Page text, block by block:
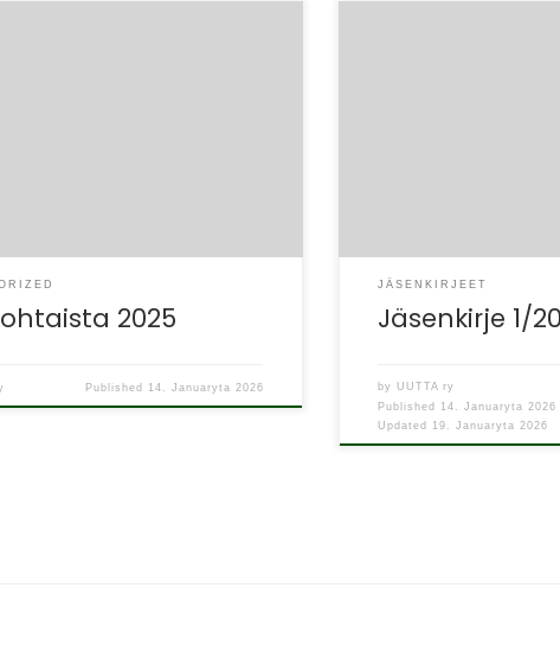
2025
Published 14. Januaryta 2026
JÄSENKIRJEET
Jäsenkirje 1/
byUUTTA ry
Published 14. Januaryta 2026
Updated 19. Januaryta 2026